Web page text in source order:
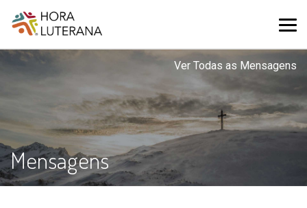
Mensagens
Ver Todas as Mensagens